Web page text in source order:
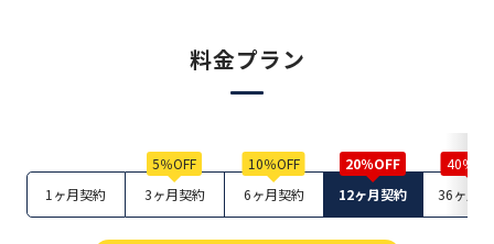
料金プラン
1ヶ月契約 3ヶ月契約 6ヶ月契約 12ヶ月契約 36ヶ月